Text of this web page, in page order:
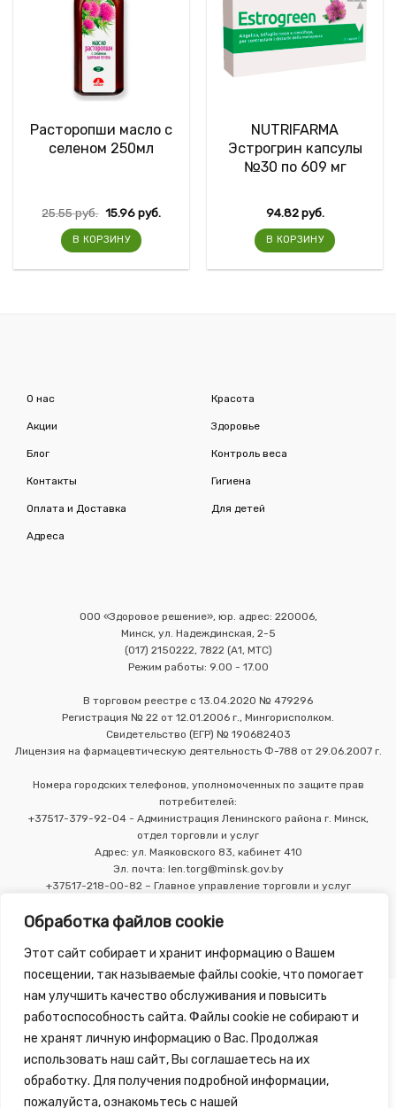
Обработка файлов cookie
Этот сайт собирает и хранит информацию о Вашем
посещении, так называемые файлы cookie, что помогает
нам улучшить качество обслуживания и повысить
работоспособность сайта. Файлы cookie не собирают и
не хранят личную информацию о Вас. Продолжая
использовать наш сайт, Вы соглашаетесь на их
обработку. Для получения подробной информации,
пожалуйста, ознакомьтесь с нашей
Расторопши масло с
селеном 250мл
25.55руб. 15.96руб.
В КОРЗИНУ
NUTRIFARMA
Эстрогрин капсулы
№30 по 609 мг
94.82руб.
В КОРЗИНУ
О нас
Акции
Блог
Контакты
Оплата и Доставка
Адреса
Красота
Здоровье
Контроль веса
Гигиена
Для детей
ООО «Здоровое решение», юр. адрес: 220006,
Минск, ул. Надеждинская, 2-5
(017) 2150222, 7822 (А1, МТС)
Режим работы: 9.00 - 17.00
В торговом реестре с 13.04.2020 № 479296
Регистрация № 22 от 12.01.2006 г., Мингорисполком.
Свидетельство (ЕГР) № 190682403
Лицензия на фармацевтическую деятельность Ф-788 от 29.06.2007 г.
Номера городских телефонов, уполномоченных по защите прав
потребителей:
+37517-379-92-04 - Администрация Ленинского района г. Минск,
отдел торговли и услуг
Адрес: ул. Маяковского 83, кабинет 410
Эл. почта: len.torg@minsk.gov.by
+37517-218-00-82 – Главное управление торговли и услуг
Copyright 2010 - 2026 ©Зелёная Аптека, разработка сайта
-Tirex Media